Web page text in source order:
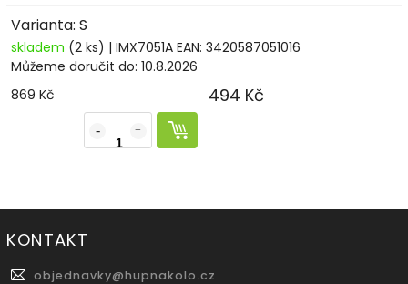
Varianta: S
skladem (2 ks) | IMX7051A EAN: 3420587051016
Můžeme doručit do: 10.8.2026
869 Kč
494 Kč
KONTAKT
objednavky@hupnakolo.cz